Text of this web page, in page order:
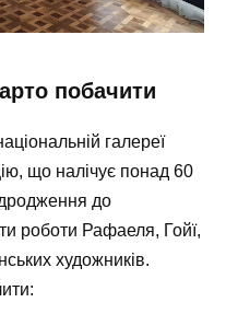
побачити
галереї
що налічує понад 60
до
роботи Рафаеля, Гойї,
художників.